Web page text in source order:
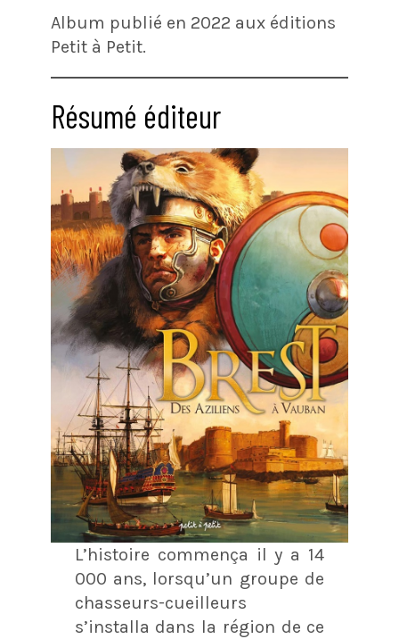
Album publié en 2022 aux éditions
Petit à Petit.
Résumé éditeur
L’histoire commença il y a 14
000 ans, lorsqu’un groupe de
chasseurs-cueilleurs
s’installa dans la région de ce